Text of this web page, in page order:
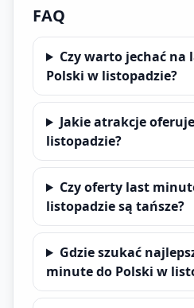
FAQ
Czy warto jechać
Polski w listopadzie?
Jakie atrakcje
listopadzie?
Czy oferty last
listopadzie są tańsze?
Gdzie szukać
minute do Polski w